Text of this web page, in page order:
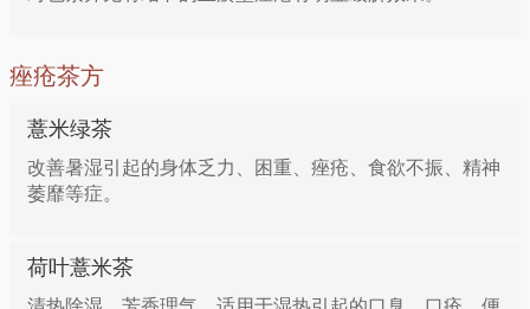
痤疮茶方
薏米绿茶
改善暑湿引起的身体乏力、困重、痤疮、食欲不振、精神
萎靡等症。
荷叶薏米茶